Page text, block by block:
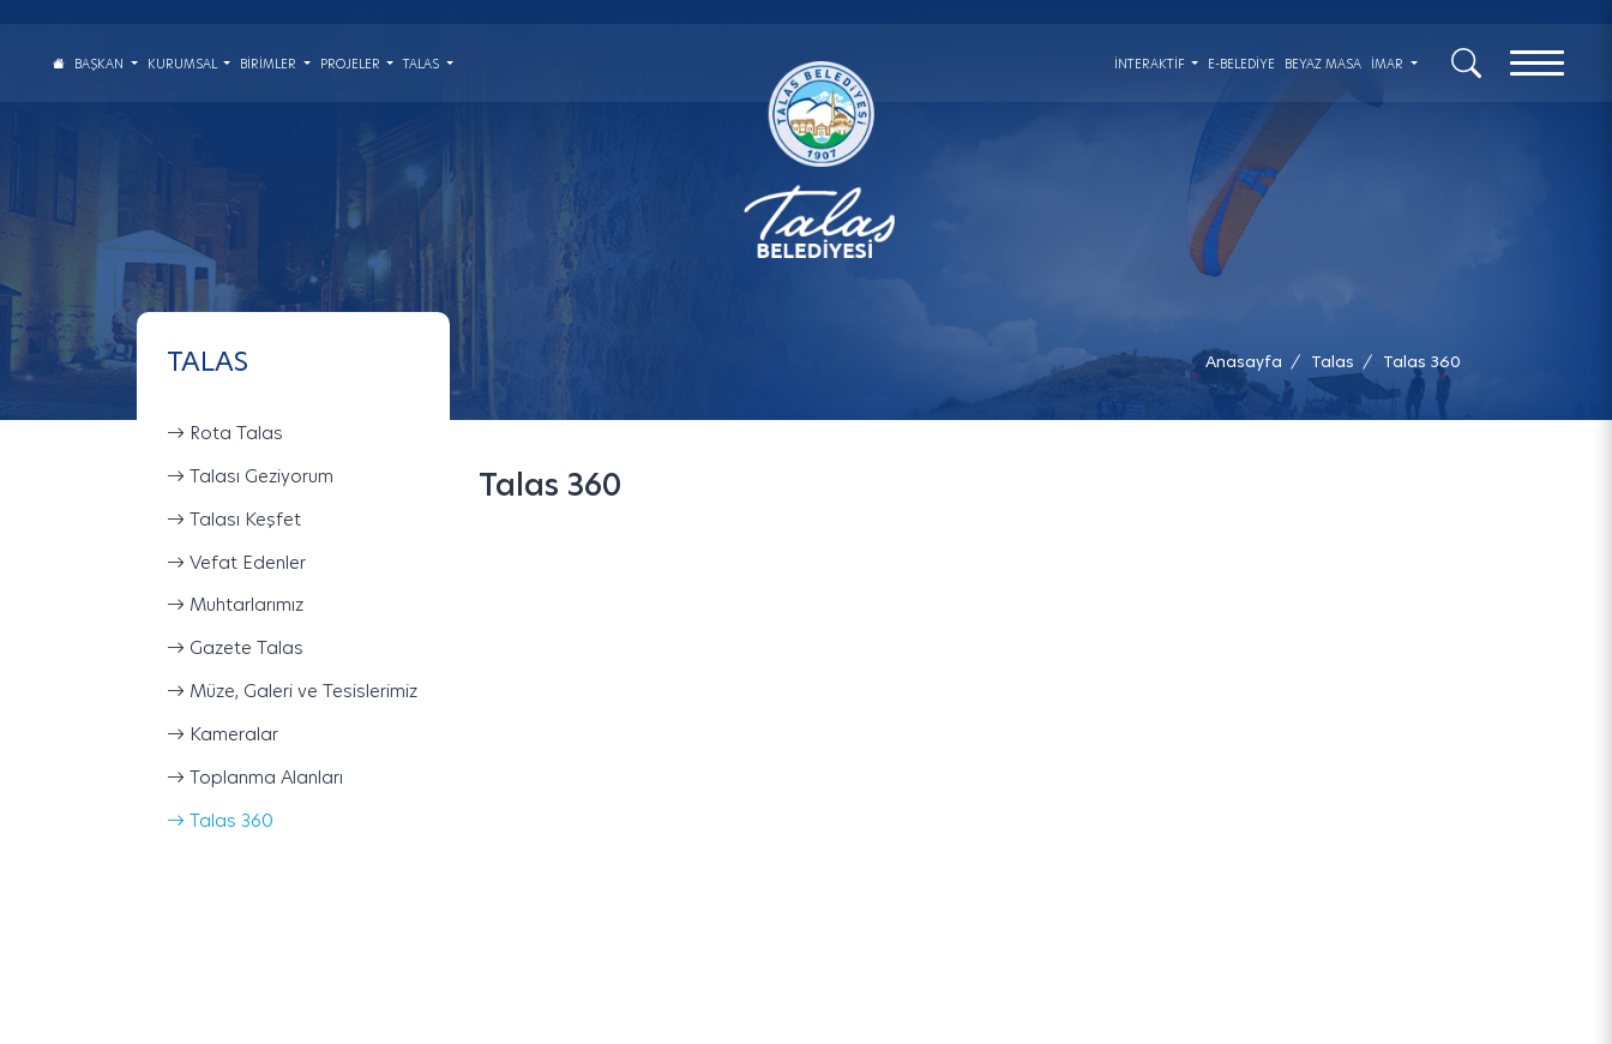
BAŞKAN KURUMSAL BIRIMLER PROJELER TALAS İNTERAKTIF E-BELEDİYE BEYAZ MASA İMAR
Anasayfa / Talas / Talas 360
TALAS
Rota Talas
Talası Geziyorum
Talası Keşfet
Vefat Edenler
Muhtarlarımız
Gazete Talas
Müze, Galeri ve Tesislerimiz
Kameralar
Toplanma Alanları
Talas 360
Talas 360